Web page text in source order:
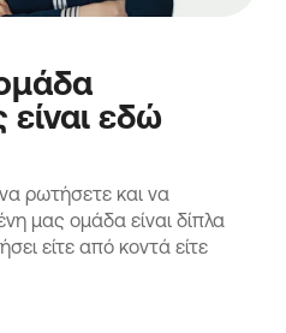
εδώ
ρωτήσετε και να
μας ομάδα είναι δίπλα
είτε από κοντά είτε